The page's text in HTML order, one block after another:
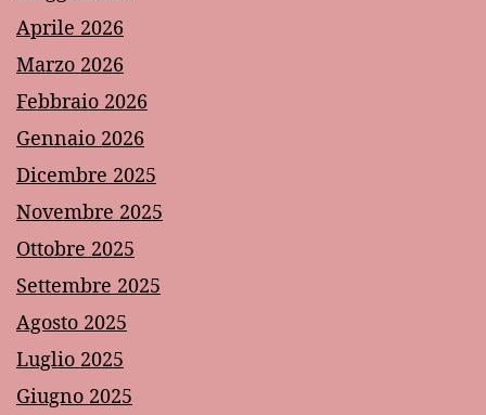
Aprile 2026
Marzo 2026
Febbraio 2026
Gennaio 2026
Dicembre 2025
Novembre 2025
Ottobre 2025
Settembre 2025
Agosto 2025
Luglio 2025
Giugno 2025